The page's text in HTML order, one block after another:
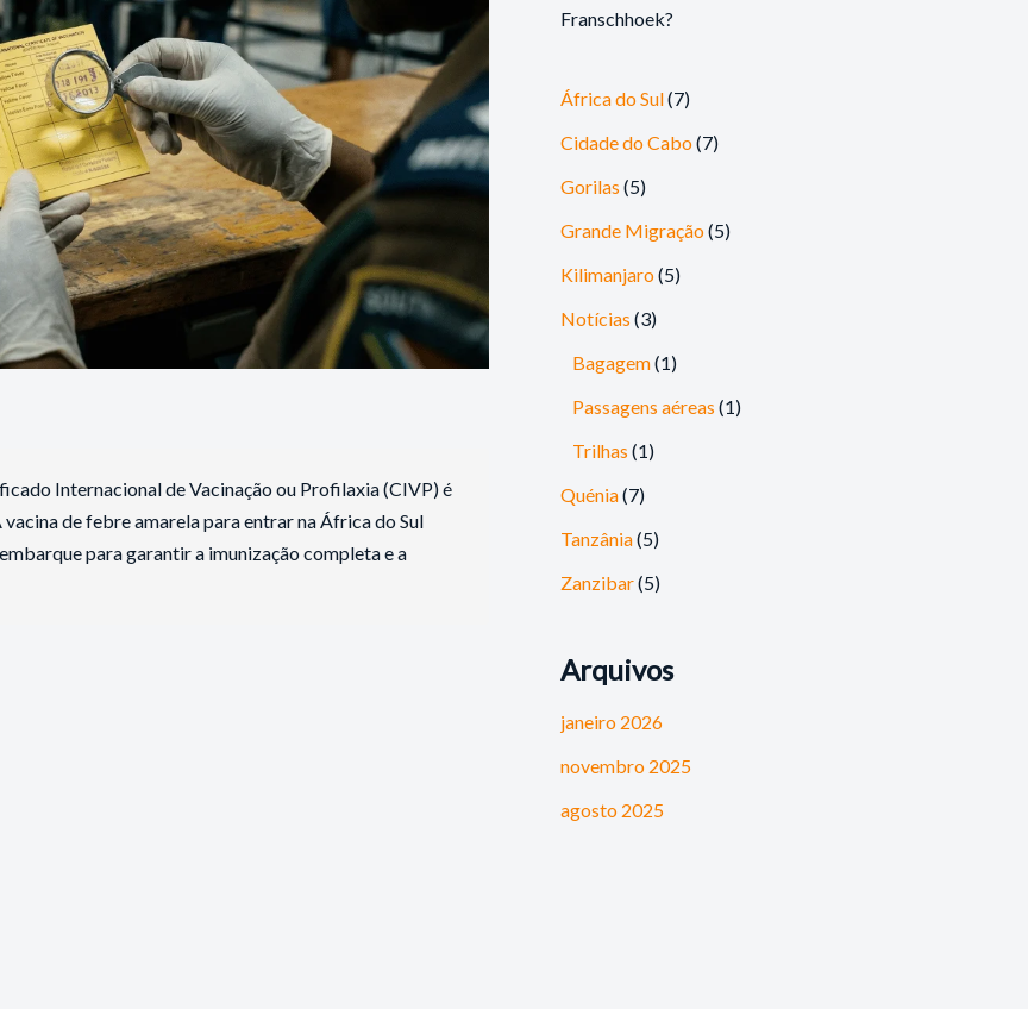
Internacional de Vacinação ou Profilaxia (CIVP) é
de febre amarela para entrar na África do Sul
para garantir a imunização completa e a
Franschhoek?
África do Sul(7)
Cidade do Cabo(7)
Gorilas (5)
Grande Migração(5)
Kilimanjaro(5)
Notícias (3)
Bagagem(1)
Passagens aéreas (1)
Trilhas (1)
Quénia(7)
Tanzânia(5)
Zanzibar(5)
Arquivos
janeiro 2026
novembro 2025
agosto 2025